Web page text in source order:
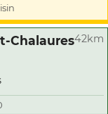
Chalaures42km